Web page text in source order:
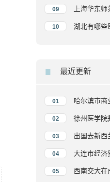
09 上海华东
校
10 湖北有哪些
最近更新
01 哈尔滨市商
办院校
02 徐州医学院
03 出国去新西
04 大连市经济
公办院校
05 西南交大在